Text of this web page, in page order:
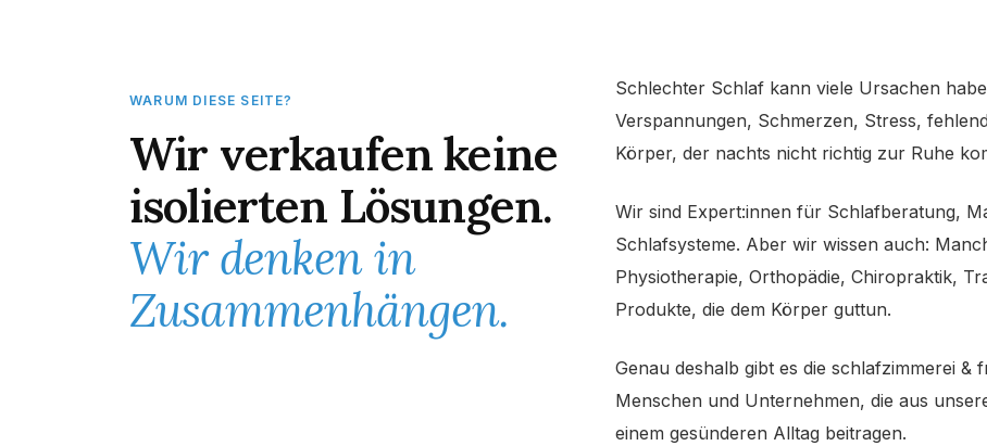
WARUM DIESE SEITE?
Wir verkaufen keine
isolierten Lösungen.
Wir denken in
Zusammenhängen.
Schlechter Schlaf kann viele Ursachen
Verspannungen, Schmerzen, Stress,
Körper, der nachts nicht richtig zur Ruhe
Wir sind Expert:innen für Schlafberatung,
Schlafsysteme. Aber wir wissen auch:
Physiotherapie, Orthopädie, Chiropraktik,
Produkte, die dem Körper guttun.
Genau deshalb gibt es die schlafzimmerei &
Menschen und Unternehmen, die aus
einem gesünderen Alltag beitragen.